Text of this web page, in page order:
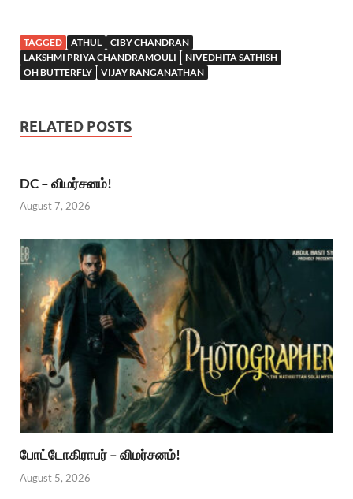
TAGGED ATHUL
CIBY CHANDRAN
LAKSHMI PRIYA CHANDRAMOULI
NIVEDHITA SATHISH
OH BUTTERFLY
VIJAY RANGANATHAN
RELATED POSTS
DC – விமர்சனம்!
August 7, 2026
போட்டோகிராபர் – விமர்சனம்!
August 5, 2026